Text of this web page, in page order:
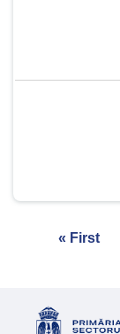
Pagination
First
« First